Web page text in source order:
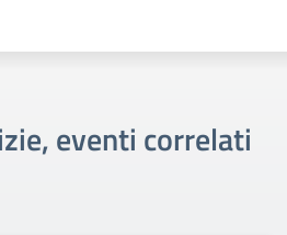
eventi correlati